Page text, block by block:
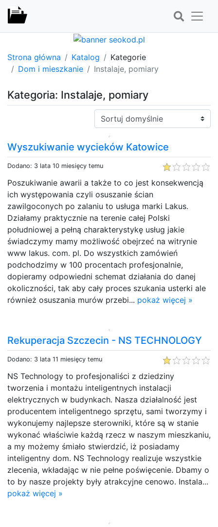
Strona główna Katalog
Kategorie
Dom i mieszkanie
Instalaje, pomiary
Kategoria: Instalaje, pomiary
Sortuj:
Wyszukiwanie wycieków Katowice
Dodano: 3 lata 10 miesięcy temu
Poszukiwanie awarii a także to co jest konsekwencją
ich występowania czyli osuszanie ścian
zawilgoconych po zalaniu to usługa marki Lakus.
Działamy praktycznie na terenie całej Polski
południowej a pełną charakterystykę usług jakie
świadczymy mamy możliwość obejrzeć na witrynie
www lakus. com. pl. Do wszystkich zamówień
podchodzimy w 100 procentach profesjonalnie,
dopieramy odpowiedni schemat działania do danej
okoliczności, tak aby cały proces szukania usterki ale
również osuszania murów przebi... pokaż więcej »
Rekuperacja Szczecin - NS TECHNOLOGY
Dodano: 3 lata 11 miesięcy temu
NS Technology to profesjonaliści z dziedziny
tworzenia i montażu inteligentnych instalacji
elektrycznych w budynkach. Nasza działalność jest
producentem inteligentnego sprzętu, sami tworzymy i
wykonujemy najlepsze sterowniki, które są w stanie
wykonać właściwie każdą rzecz w naszym mieszkaniu,
a my możemy śmiało stwierdzić, iż posiadamy
inteligentny dom. NS Technology realizuje wszystkie
zlecenia, wkładając w nie pełne poświęcenie. Dbamy o
to by nasze projekty były atrakcyjne cenowo. Instala...
pokaż więcej »